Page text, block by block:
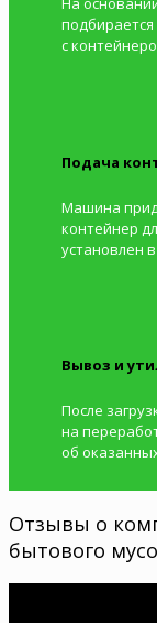
с
Подача
Машина
контейнер
установлен
Вывоз и
После
на
об
Отзывы о
бытового